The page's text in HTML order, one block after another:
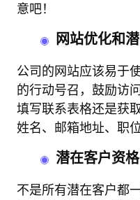
意吧！
网站优化和
公司的网站应该易于
的行动号召，鼓励访
填写联系表格还是获
姓名、邮箱地址、职
潜在客户资
不是所有潜在客户都